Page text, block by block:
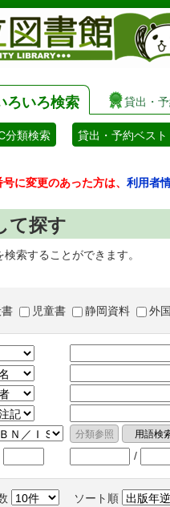
ろいろ検索 貸出・
分類検索 貸出・予約ベスト
に変更のあった方は、 利用者
て探す
索することができます。
児童書 静岡資料 外
/
ソート順